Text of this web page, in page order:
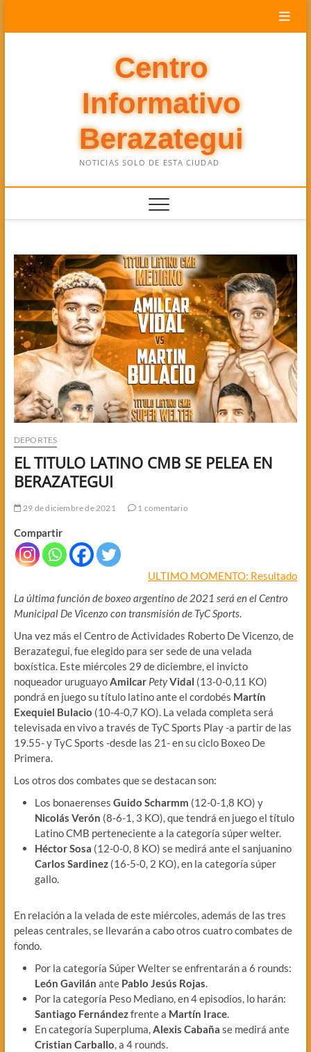
Centro
Informativo
Berazategui
NOTICIAS SOLO DE ESTA CIUDAD
DEPORTES
EL TITULO LATINO CMB SE PELEA EN
BERAZATEGUI
29 de diciembre de 2021 1 comentario
Compartir
ULTIMO MOMENTO: Resultado
La última función de boxeo argentino de 2021 será en el Centro
Municipal De Vicenzo con transmisión de TyC Sports.
Una vez más el Centro de Actividades Roberto De Vicenzo, de
Berazategui, fue elegido para ser sede de una velada
boxística. Este miércoles 29 de diciembre, el invicto
noqueador uruguayoAmilcar PetyVidal (13-0-0,11 KO)
pondrá en juego su título latino ante el cordobés Martín
Exequiel Bulacio (10-4-0,7 KO). La velada completa será
televisada en vivo a través de TyC Sports Play -a partir de las
19.55- y TyC Sports -desde las 21- en su ciclo Boxeo De
Primera.
Los otros dos combates que se destacan son:
Los bonaerenses Guido Scharmm (12-0-1,8 KO) y
Nicolás Verón (8-6-1, 3 KO), que tendrá en juego el título
Latino CMB perteneciente a la categoría súper welter.
Héctor Sosa (12-0-0, 8 KO) se medirá ante el sanjuanino
Carlos Sardinez(16-5-0, 2 KO), en la categoría súper
gallo.
En relación a la velada de este miércoles, además de las tres
peleas centrales, se llevarán a cabo otros cuatro combates de
fondo.
Por la categoría Súper Welter se enfrentarán a 6 rounds:
León Gavilán ante Pablo Jesús Rojas.
Por la categoría Peso Mediano, en 4 episodios, lo harán:
Santiago Fernándezfrente a Martín Irace.
En categoría Superpluma,Alexis Cabaña se medirá ante
Cristian Carballo, a 4 rounds.